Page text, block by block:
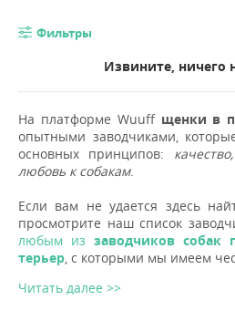
Фильтры
Извините, ничего
На платформе Wuuff щенки в
опытными заводчиками,
основных принципов:
любовь к собакам.
Если вам не удается здесь
просмотрите наш список
любым из заводчиков собак
терьер , с которыми мы имеем
Читать далее >>